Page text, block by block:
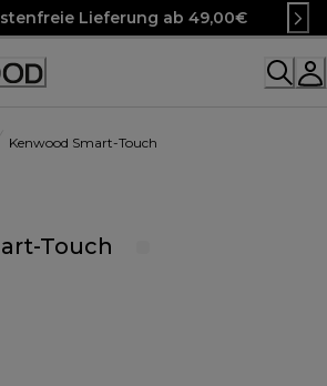
Lieferung ab 49,00€
Kenwood Smart-Touch
Touch